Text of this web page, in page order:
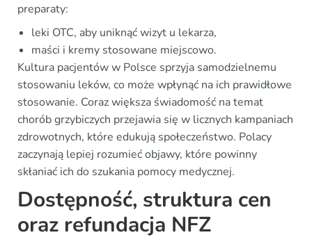
preparaty:
leki OTC, aby uniknąć wizyt u lekarza,
maści i kremy stosowane miejscowo.
Kultura pacjentów w Polsce sprzyja samodzielnemu
stosowaniu leków, co może wpłynąć na ich prawidłowe
stosowanie. Coraz większa świadomość na temat
chorób grzybiczych przejawia się w licznych kampaniach
zdrowotnych, które edukują społeczeństwo. Polacy
zaczynają lepiej rozumieć objawy, które powinny
skłaniać ich do szukania pomocy medycznej.
Dostępność, struktura cen
oraz refundacja NFZ